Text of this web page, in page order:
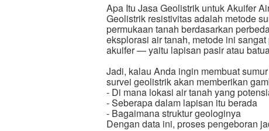
Apa Itu Jasa Geolistrik untuk Akuifer
Geolistrik resistivitas adalah metode
permukaan tanah berdasarkan
eksplorasi air tanah, metode ini
akuifer — yaitu lapisan pasir atau
Jadi, kalau Anda ingin membuat
survei geolistrik akan memberikan
- Di mana lokasi air tanah yang
- Seberapa dalam lapisan itu berada
- Bagaimana struktur geologinya
Dengan data ini, proses pengeboran